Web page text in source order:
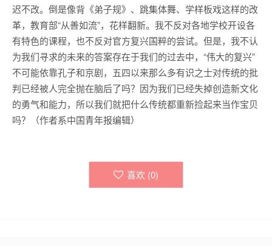
迟不改。倒是像背《弟子规》、跳集体舞、学样板戏这样的改
革，教育部“从善如流”，花样翻新。我不反对各地学校开设各
有特色的课程，也不反对官方复兴国粹的尝试。但是，我不认
为我们寻求的未来的答案存在于我们的过去中，“伟大的复兴”
不可能依靠孔子和京剧，五四以来那么多有识之士对传统的批
判已经被人完全抛在脑后了吗？因为我们已经失掉创造新文化
的勇气和能力，所以我们就把什么传统都重新捡起来当作宝贝
吗？（作者系中国青年报编辑）
喜欢 (0)